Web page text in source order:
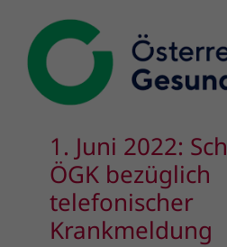
1. Juni 2022:
ÖGK bezüglich
telefonischer
Krankmeldung